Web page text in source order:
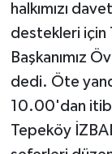
halkımızı
destekleri için
Başkanımız
dedi. Öte
10.00'dan
Tepeköy